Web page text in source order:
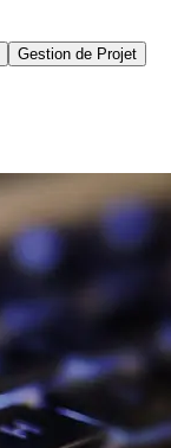
Gestion de Projet